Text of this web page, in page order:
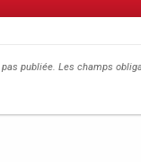
publiée. Les champs